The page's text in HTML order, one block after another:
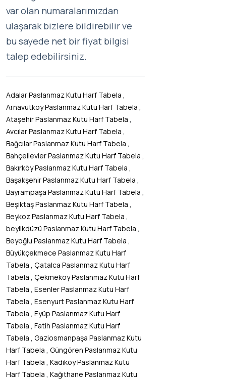
var olan numaralarımızdan
ulaşarak bizlere bildirebilir ve
bu sayede net bir fiyat bilgisi
talep edebilirsiniz.
Adalar Paslanmaz Kutu Harf Tabela ,
Arnavutköy Paslanmaz Kutu Harf Tabela ,
Ataşehir Paslanmaz Kutu Harf Tabela ,
Avcılar Paslanmaz Kutu Harf Tabela ,
Bağcılar Paslanmaz Kutu Harf Tabela ,
Bahçelievler Paslanmaz Kutu Harf Tabela ,
Bakırköy Paslanmaz Kutu Harf Tabela ,
Başakşehir Paslanmaz Kutu Harf Tabela ,
Bayrampaşa Paslanmaz Kutu Harf Tabela ,
Beşiktaş Paslanmaz Kutu Harf Tabela ,
Beykoz Paslanmaz Kutu Harf Tabela ,
beylikdüzü Paslanmaz Kutu Harf Tabela ,
Beyoğlu Paslanmaz Kutu Harf Tabela ,
Büyükçekmece Paslanmaz Kutu Harf
Tabela , Çatalca Paslanmaz Kutu Harf
Tabela , Çekmeköy Paslanmaz Kutu Harf
Tabela , Esenler Paslanmaz Kutu Harf
Tabela , Esenyurt Paslanmaz Kutu Harf
Tabela , Eyüp Paslanmaz Kutu Harf
Tabela , Fatih Paslanmaz Kutu Harf
Tabela , Gaziosmanpaşa Paslanmaz Kutu
Harf Tabela , Güngören Paslanmaz Kutu
Harf Tabela , Kadıköy Paslanmaz Kutu
Harf Tabela , Kağıthane Paslanmaz Kutu